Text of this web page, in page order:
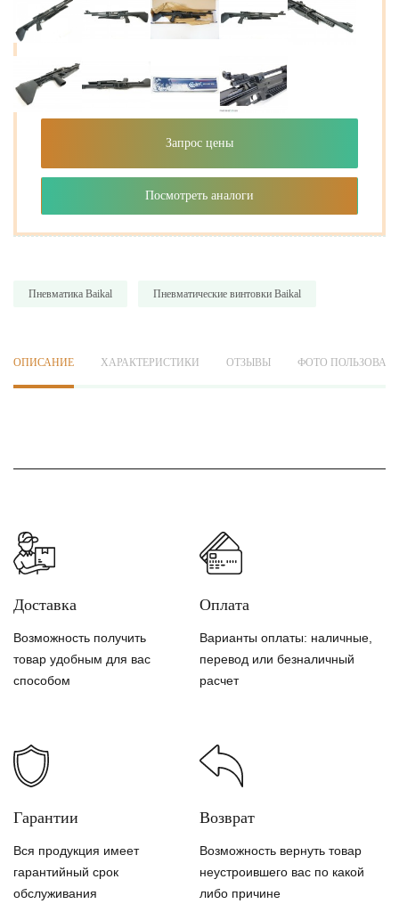
Запрос цены
Посмотреть аналоги
Пневматика Baikal Пневматические винтовки Baikal
ОПИСАНИЕ ХАРАКТЕРИСТИКИ ОТЗЫВЫ ФОТО
Доставка
Возможность получить
товар удобным для вас
способом
Оплата
Варианты оплаты: наличные,
перевод или безналичный
расчет
Гарантии
Вся продукция имеет
гарантийный срок
обслуживания
Возврат
Возможность вернуть товар
неустроившего вас по какой
либо причине